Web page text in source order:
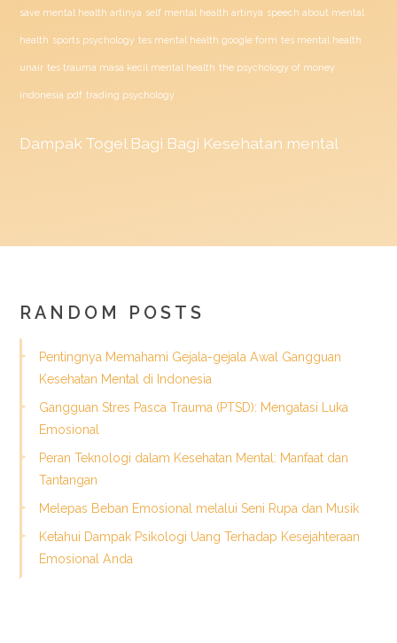
save mental health artinya self mental health artinya speech about mental
health sports psychology tes mental health google form tes mental health
unair tes trauma masa kecil mental health the psychology of money
indonesia pdf trading psychology
Dampak Togel Bagi Bagi Kesehatan mental
RANDOM POSTS
Pentingnya Memahami Gejala-gejala Awal Gangguan
Kesehatan Mental di Indonesia
Gangguan Stres Pasca Trauma (PTSD): Mengatasi Luka
Emosional
Peran Teknologi dalam Kesehatan Mental: Manfaat dan
Tantangan
Melepas Beban Emosional melalui Seni Rupa dan Musik
Ketahui Dampak Psikologi Uang Terhadap Kesejahteraan
Emosional Anda